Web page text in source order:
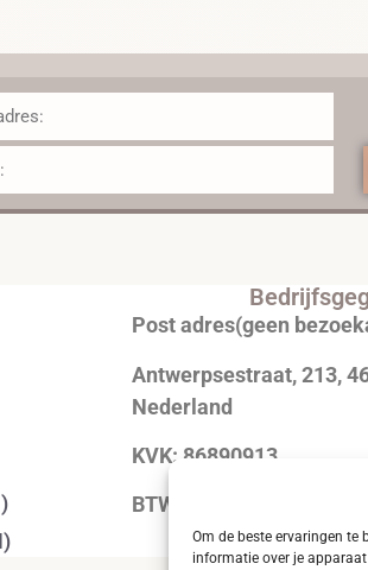
Om de beste ervaringen te
informatie over je
Post adres(geen
Antwerpsestraat, 213,
Nederland
KVK: 86890913
BTW: NL004320792B51